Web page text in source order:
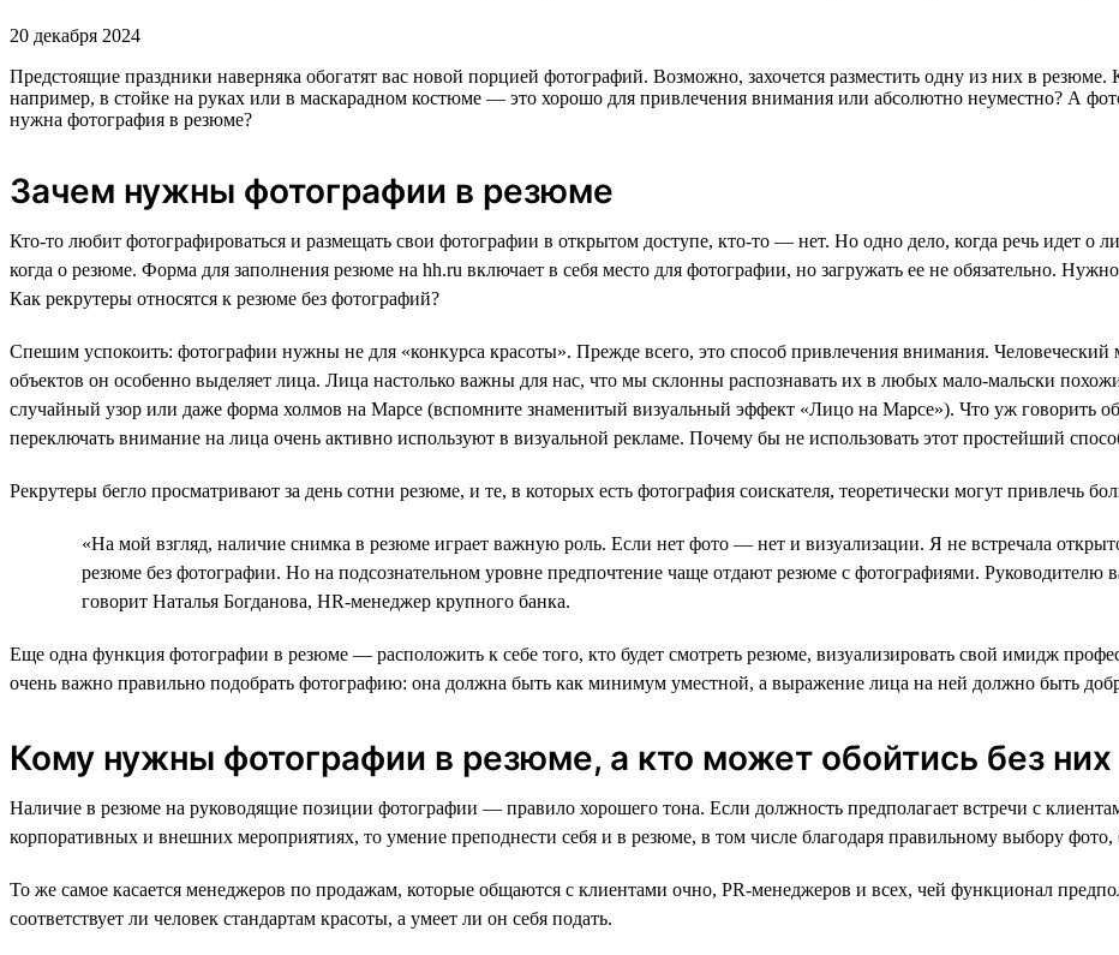
20 декабря 2024
Предстоящие праздники наверняка обогатят вас новой порцией фотографий. Возможно, захочется разместить одну из них в
например, в стойке на руках или в маскарадном костюме — это хорошо для привлечения внимания или абсолютно неуместно? А
нужна фотография в резюме?
Зачем нужны фотографии в резюме
Кто-то любит фотографироваться и размещать свои фотографии в открытом доступе, кто-то — нет. Но одно дело, когда речь идет о
когда о резюме. Форма для заполнения резюме на hh.ru включает в себя место для фотографии, но загружать ее не обязательно.
Как рекрутеры относятся к резюме без фотографий?
Спешим успокоить: фотографии нужны не для «конкурса красоты». Прежде всего, это способ привлечения внимания. Человеческий
объектов он особенно выделяет лица. Лица настолько важны для нас, что мы склонны распознавать их в любых мало-мальски
случайный узор или даже форма холмов на Марсе (вспомните знаменитый визуальный эффект «Лицо на Марсе»). Что уж говорить
переключать внимание на лица очень активно используют в визуальной рекламе. Почему бы не использовать этот простейший
Рекрутеры бегло просматривают за день сотни резюме, и те, в которых есть фотография соискателя, теоретически могут привлечь
«На мой взгляд, наличие снимка в резюме играет важную роль. Если нет фото — нет и визуализации. Я не встречала
резюме без фотографии. Но на подсознательном уровне предпочтение чаще отдают резюме с фотографиями. Руководителю
говорит Наталья Богданова, HR-менеджер крупного банка.
Еще одна функция фотографии в резюме — расположить к себе того, кто будет смотреть резюме, визуализировать свой имидж
очень важно правильно подобрать фотографию: она должна быть как минимум уместной, а выражение лица на ней должно быть
Кому нужны фотографии в резюме, а кто может обойтись без них
Наличие в резюме на руководящие позиции фотографии — правило хорошего тона. Если должность предполагает встречи с
корпоративных и внешних мероприятиях, то умение преподнести себя и в резюме, в том числе благодаря правильному выбору
То же самое касается менеджеров по продажам, которые общаются с клиентами очно, PR-менеджеров и всех, чей функционал
соответствует ли человек стандартам красоты, а умеет ли он себя подать.